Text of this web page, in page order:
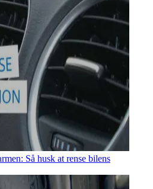
Så husk at rense bilens